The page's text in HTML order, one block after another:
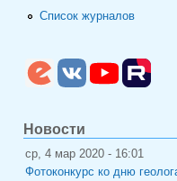
Список журналов
Новости
ср, 4 мар 2020 - 16:01
Фотоконкурс ко дню